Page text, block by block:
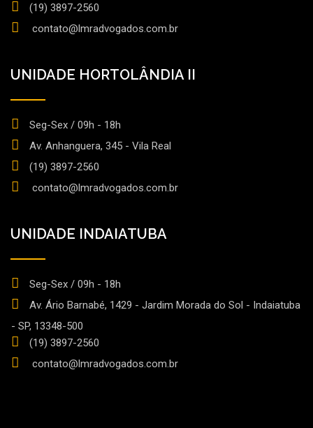
(19) 3897-2560
contato@lmradvogados.com.br
UNIDADE HORTOLÂNDIA II
Seg-Sex / 09h - 18h
Av. Anhanguera, 345 - Vila Real
(19) 3897-2560
contato@lmradvogados.com.br
UNIDADE INDAIATUBA
Seg-Sex / 09h - 18h
Av. Ário Barnabé, 1429 - Jardim Morada do Sol - Indaiatuba
- SP, 13348-500
(19) 3897-2560
contato@lmradvogados.com.br